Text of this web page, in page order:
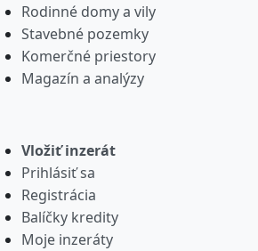
Rodinné domy a vily
Stavebné pozemky
Komerčné priestory
Magazín a analýzy
Vložiť inzerát
Prihlásiť sa
Registrácia
Balíčky kredity
Moje inzeráty